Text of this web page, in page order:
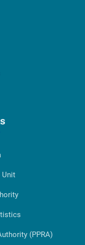
Unit
(PPRA)